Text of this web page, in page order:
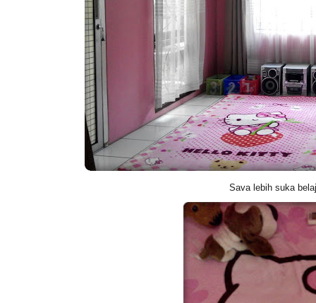
Sava lebih suka